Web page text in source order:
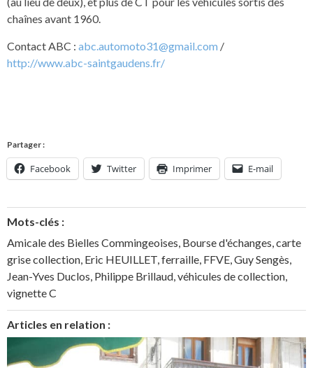
chaînes avant 1960.
Contact ABC : abc.automoto31@gmail.com /
http://www.abc-saintgaudens.fr/
Partager :
Facebook Twitter Imprimer E-mail
Mots-clés :
Amicale des Bielles Commingeoises, Bourse d'échanges,carte
grise collection, Eric HEUILLET,ferraille, FFVE,Guy Sengès,
Jean-Yves Duclos, Philippe Brillaud,véhicules de collection,
vignette C
Articles en relation :